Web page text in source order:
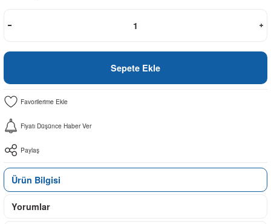
Sepete Ekle
Fiyatı Düşünce Haber Ver
Paylaş
Ürün Bilgisi
Yorumlar